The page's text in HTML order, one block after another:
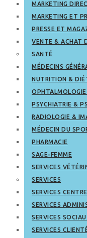
MARKETING
MARKETING ET
PRESSE ET
VENTE & ACHAT
SANTÉ
MÉDECINS
NUTRITION &
PSYCHIATRIE &
RADIOLOGIE &
MÉDECIN DU
PHARMACIE
SAGE-FEMME
SERVICES
SERVICES
SERVICES
SERVICES
SERVICES
SERVICES